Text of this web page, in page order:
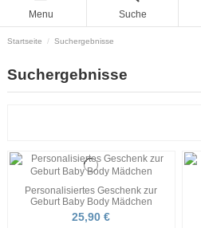
Menu Suche
Startseite Suchergebnisse
Suchergebnisse
Personalisiertes Geschenk zur
Geburt Baby Body Mädchen
25,90 €